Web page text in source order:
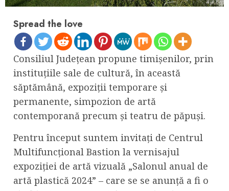
Spread the love
Consiliul Județean propune timișenilor, prin
instituțiile sale de cultură, în această
săptămână, expoziții temporare și
permanente, simpozion de artă
contemporană precum și teatru de păpuși.
Pentru început suntem invitați de Centrul
Multifuncțional Bastion la vernisajul
expoziției de artă vizuală „Salonul anual de
artă plastică 2024” – care se se anunță a fi o